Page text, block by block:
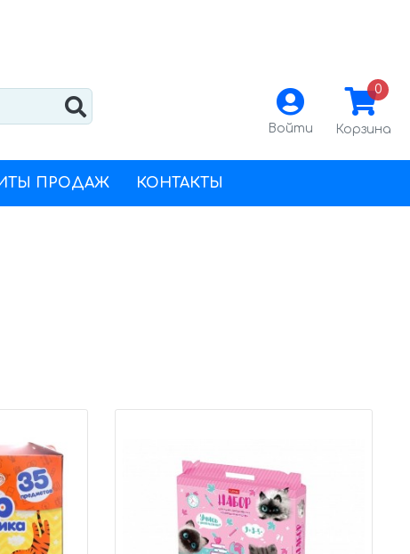
Войти
0
Корзина
ПРОДАЖ КОНТАКТЫ